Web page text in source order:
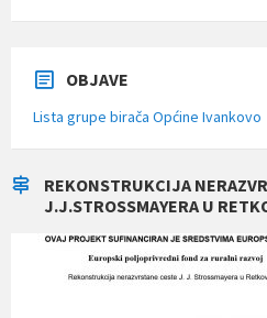
OBJAVE
Lista grupe birača Općine Ivankovo
REKONSTRUKCIJA
J.J.STROSSMAYERA U